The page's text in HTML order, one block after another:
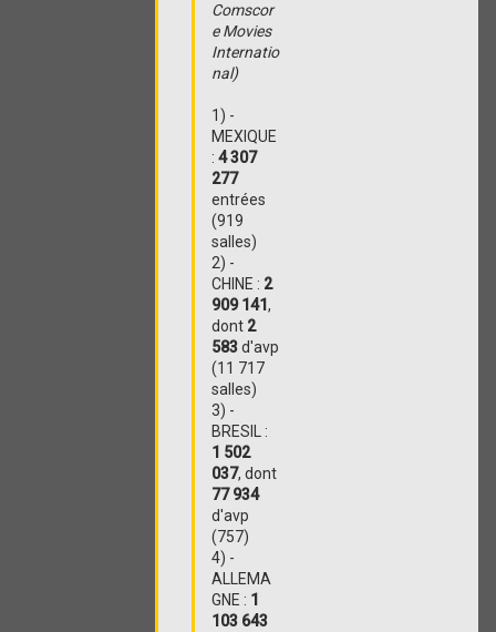
Comscor
e Movies
Internatio
nal)
1) -
MEXIQUE
:4 307
277
entrées
(919
salles)
2) -
CHINE : 2
909 141,
dont 2
583d'avp
(11 717
salles)
3) -
BRESIL :
1 502
037, dont
77 934
d'avp
(757)
4) -
ALLEMA
GNE : 1
103 643